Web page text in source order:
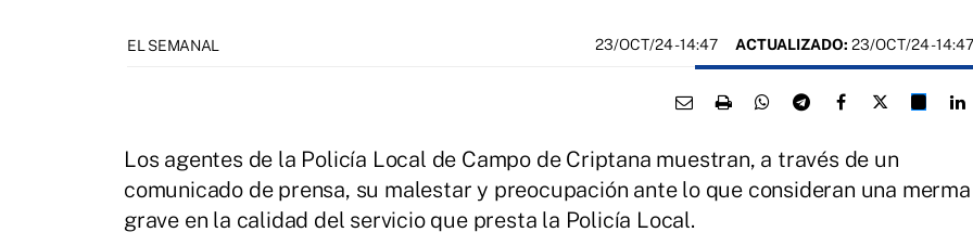
EL SEMANAL 23/OCT/24- 14:47 ACTUALIZADO: 23/OCT/24 - 14:47
Los agentes de la Policía Local de Campo de Criptana muestran, a través de un
comunicado de prensa, su malestar y preocupación ante lo que consideran una merma
grave en la calidad del servicio que presta la Policía Local.